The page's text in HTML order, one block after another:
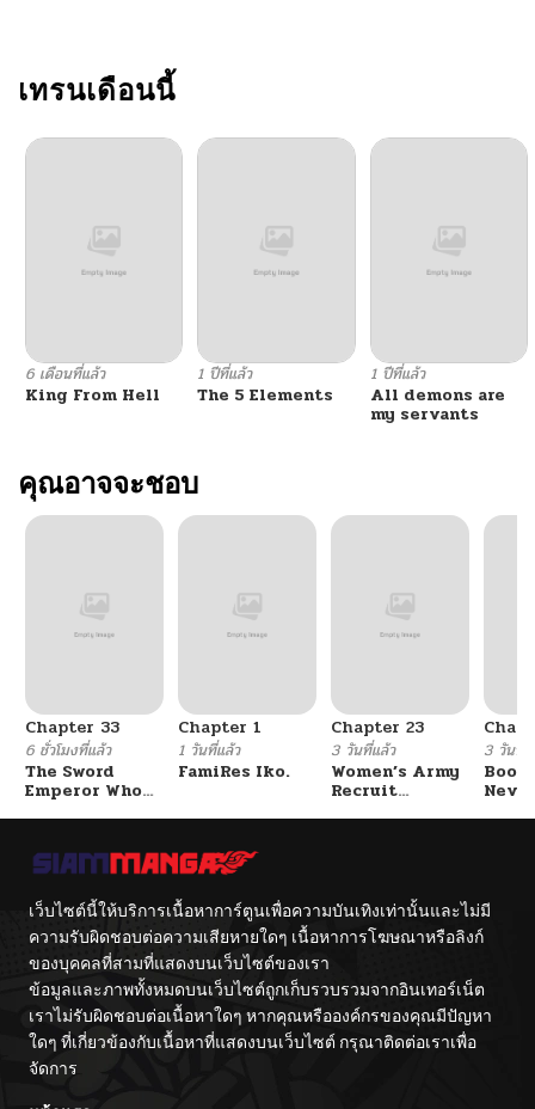
ตอนที่ 94
ตอนที่ 93
ตอนที่ 91 03/27/2026
ตอนที่ 90
ตอนที่ 89 10/21/2025
ตอนที่ 88
ตอนที่ 84 10/21/2025
ตอนที่ 83
ตอนที่ 82
ตอนที่ 81 10/21/2025
ตอนที่ 80 10/21/2025
ตอนที่ 79
เทรนเดือนนี้
6 เดือนที่แล้ว
King From Hell
1 ปีที่แล้ว
The 5 Elements
1 ปีที่แล้ว
All demons are
my servants
คุณอาจจะชอบ
Chapter 33
6 ชั่วโมงที่แล้ว
The Sword
Emperor Who
จักรพรรดิเทพดาบ
ผงาดเหนือชาติภพ
Chapter 1
1 วันที่แล้ว
FamiRes Iko.
Chapter 23
3 วันที่แล้ว
Women’s Army
Recruit
3 วันที่
เว็บไซต์นี้ให้บริการเนื้อหาการ์ตูนเพื่อความบันเทิงเท่านั้นและไม่มี
ความรับผิดชอบต่อความเสียหายใดๆ เนื้อหาการโฆษณาหรือลิงก์
ของบุคคลที่สามที่แสดงบนเว็บไซต์ของเรา
ข้อมูลและภาพทั้งหมดบนเว็บไซต์ถูกเก็บรวบรวมจากอินเทอร์เน็ต
เราไม่รับผิดชอบต่อเนื้อหาใดๆ หากคุณหรือองค์กรของคุณมีปัญหา
ใดๆ ที่เกี่ยวข้องกับเนื้อหาที่แสดงบนเว็บไซต์ กรุณาติดต่อเราเพื่อ
จัดการ